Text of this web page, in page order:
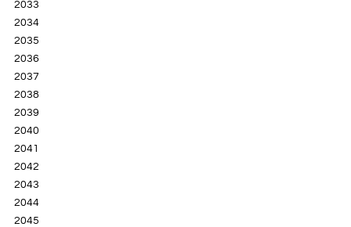
2033
2034
2035
2036
2037
2038
2039
2040
2041
2042
2043
2044
2045